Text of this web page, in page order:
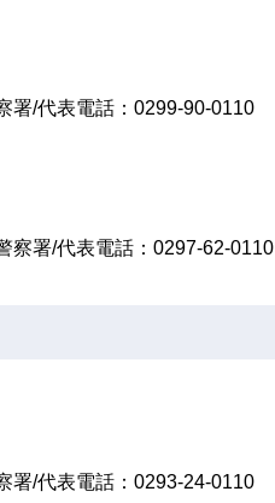
署/代表電話：0299-90-0110
察署/代表電話：0297-62-0110
署/代表電話：0293-24-0110